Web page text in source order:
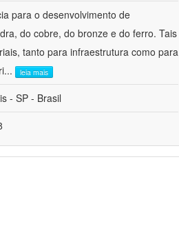
para o desenvolvimento de
do cobre, do bronze e do ferro. Tais
tanto para infraestrutura como para
... leia mais
- SP - Brasil